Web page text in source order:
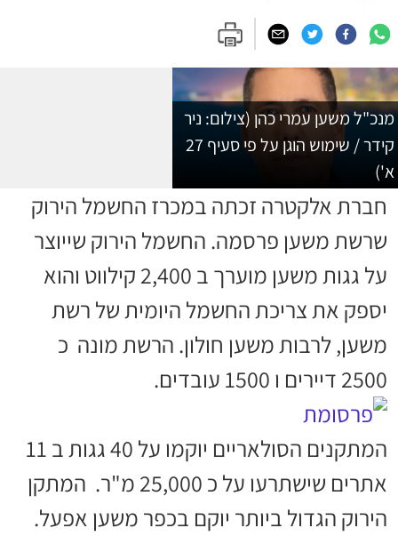
מנכ"ל משען עמרי כהן (צילום: ניר
קידר / שימוש הוגן על פי סעיף 27
א')
חברת אלקטרה זכתה במכרז החשמל הירוק
שרשת משען פרסמה. החשמל הירוק שייוצר
על גגות משען מוערך ב 2,400 קילווט והוא
יספק את צריכת החשמל היומית של רשת
משען, לרבות משען חולון. הרשת מונה כ
2500 דיירים ו 1500 עובדים.
המתקנים הסולאריים יוקמו על 40 גגות ב 11
אתרים שישתרעו על כ 25,000 מ"ר. המתקן
הירוק הגדול ביותר יוקם בכפר משען אפעל.